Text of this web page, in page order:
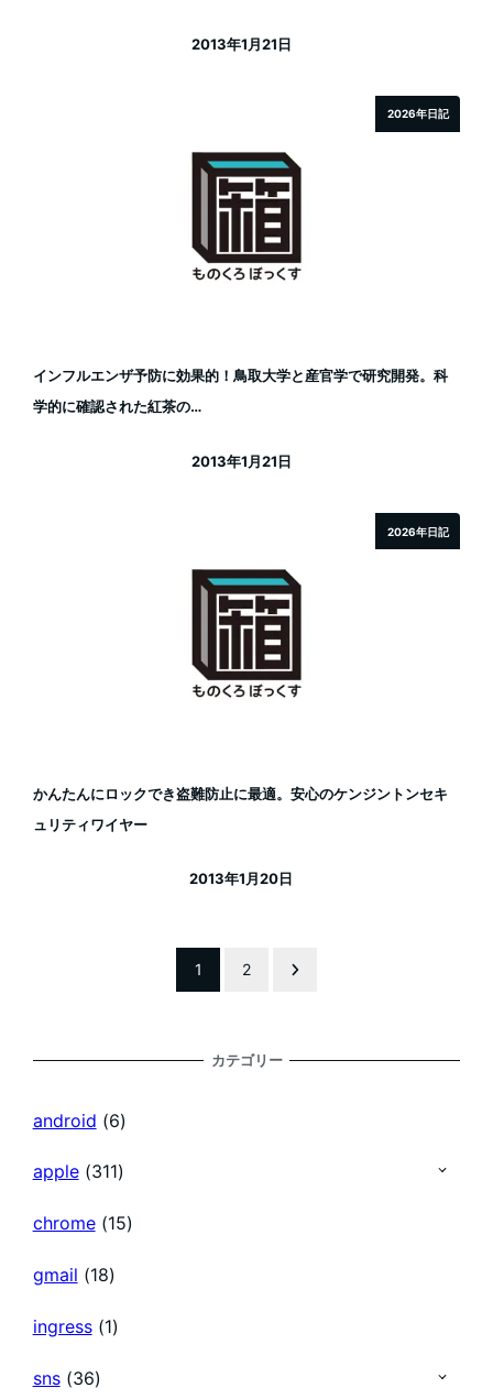
2013年1月21日
2026年日記
インフルエンザ予防に効果的！鳥取大学と産官学で研究開発。科
学的に確認された紅茶の…
2013年1月21日
2026年日記
かんたんにロックでき盗難防止に最適。安心のケンジントンセキ
ュリティワイヤー
2013年1月20日
の
ペ
ー
ジ
1 2
カテゴリー
android (6)
apple(311)
chrome(15)
gmail (18)
ingress(1)
sns(36)